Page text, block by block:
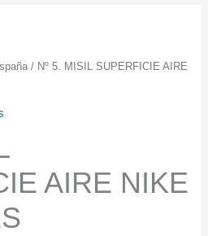
/ Nº 5. MISIL SUPERFICIE AIRE
AIRE NIKE